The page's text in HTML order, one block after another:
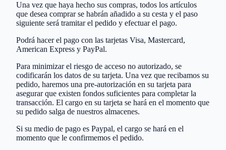
Una vez que haya hecho sus compras, todos los artículos
que desea comprar se habrán añadido a su cesta y el paso
siguiente será tramitar el pedido y efectuar el pago.
Podrá hacer el pago con las tarjetas Visa, Mastercard,
American Express y PayPal.
Para minimizar el riesgo de acceso no autorizado, se
codificarán los datos de su tarjeta. Una vez que recibamos su
pedido, haremos una pre-autorización en su tarjeta para
asegurar que existen fondos suficientes para completar la
transacción. El cargo en su tarjeta se hará en el momento que
su pedido salga de nuestros almacenes.
Si su medio de pago es Paypal, el cargo se hará en el
momento que le confirmemos el pedido.